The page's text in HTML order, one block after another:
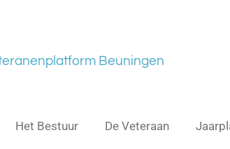
Beuningen
Het Bestuur De Veteraan